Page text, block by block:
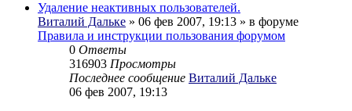
Удаление неактивных пользователей.
Виталий Дальке » 06 фев 2007, 19:13 » в форуме
Правила и инструкции пользования форумом
0 Ответы
316903 Просмотры
Последнее сообщение Виталий Дальке
06 фев 2007, 19:13